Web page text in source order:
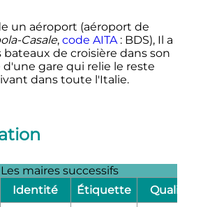
un aéroport (aéroport de
Casale, code AITA : BDS), Il a
de croisière dans son
gare qui relie le reste
dans toute l'Italie.
Les maires successifs
Identité Étiquette
Qualité